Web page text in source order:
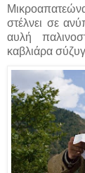
στέλνει σε
αυλή
καβλιάρα